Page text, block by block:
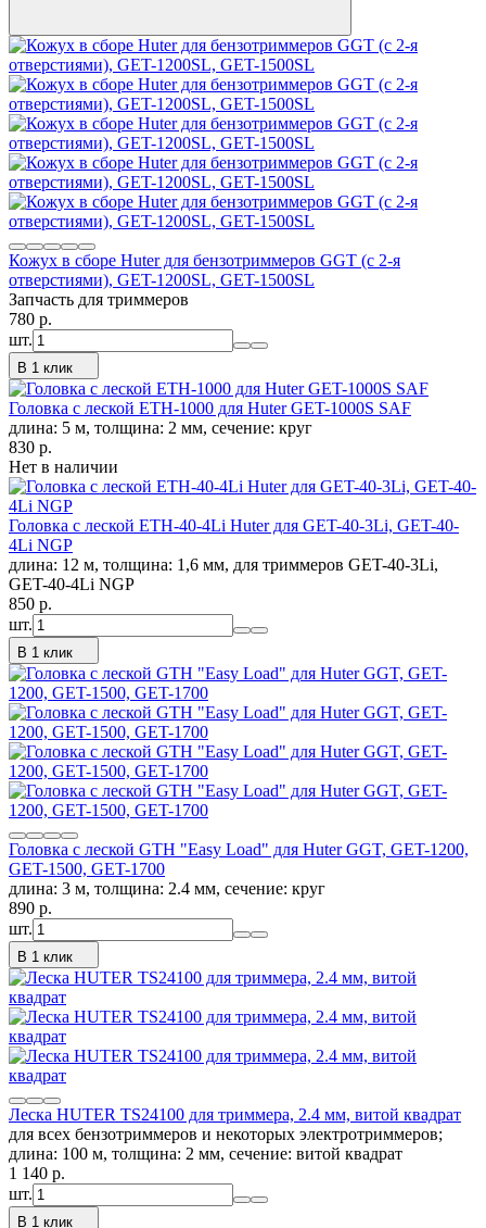
Кожух в сборе Huter для бензотриммеров GGT (с 2-я
отверстиями), GET-1200SL, GET-1500SL
Запчасть для триммеров
780 p.
шт.
В 1 клик
Головка с леской ETH-1000 для Huter GET-1000S SAF
длина: 5 м, толщина: 2 мм, сечение: круг
830 p.
Нет в наличии
Головка с леской ETH-40-4Li Huter для GET-40-3Li, GET-40-
4Li NGP
длина: 12 м, толщина: 1,6 мм, для триммеров GET-40-3Li,
GET-40-4Li NGP
850 p.
шт.
В 1 клик
Головка с леской GTH "Easy Load" для Huter GGT, GET-1200,
GET-1500, GET-1700
длина: 3 м, толщина: 2.4 мм, сечение: круг
890 p.
шт.
В 1 клик
Леска HUTER TS24100 для триммера, 2.4 мм, витой квадрат
для всех бензотриммеров и некоторых электротриммеров;
длина: 100 м, толщина: 2 мм, сечение: витой квадрат
1 140 p.
шт.
В 1 клик